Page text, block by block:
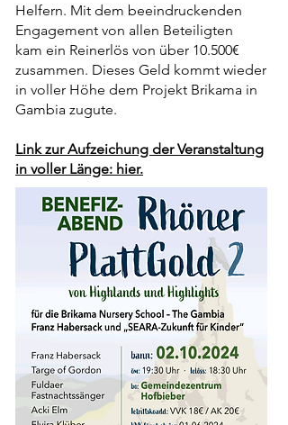
Helfern. Mit dem beeindruckenden
Engagement von allen Beteiligten
kam ein Reinerlös von über 10.500€
zusammen. Dieses Geld kommt wieder
in voller Höhe dem Projekt Brikama in
Gambia zugute.
Link zur Aufzeichung der Veranstaltung
in voller Länge: hier.